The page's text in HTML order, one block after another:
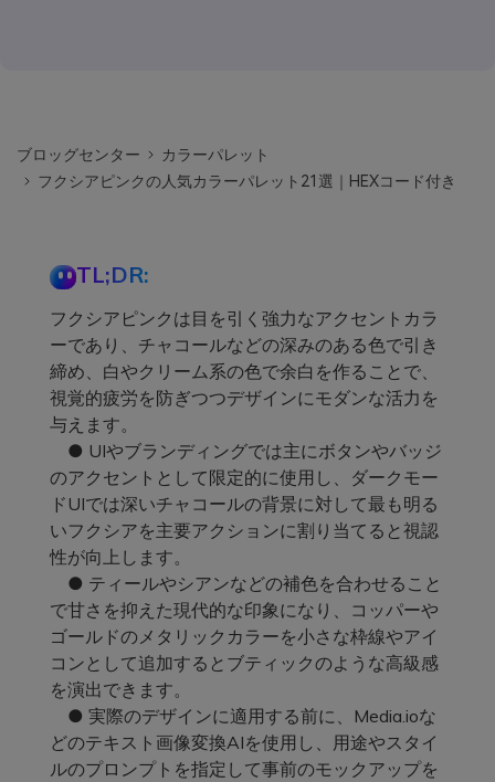
ブロッグセンター
カラーパレット
フクシアピンクの人気カラーパレット21選｜HEXコード付き
TL;DR:
フクシアピンクは目を引く強力なアクセントカラ
ーであり、チャコールなどの深みのある色で引き
締め、白やクリーム系の色で余白を作ることで、
視覚的疲労を防ぎつつデザインにモダンな活力を
与えます。
● UIやブランディングでは主にボタンやバッジ
のアクセントとして限定的に使用し、ダークモー
ドUIでは深いチャコールの背景に対して最も明る
いフクシアを主要アクションに割り当てると視認
性が向上します。
● ティールやシアンなどの補色を合わせること
で甘さを抑えた現代的な印象になり、コッパーや
ゴールドのメタリックカラーを小さな枠線やアイ
コンとして追加するとブティックのような高級感
を演出できます。
● 実際のデザインに適用する前に、Media.ioな
どのテキスト画像変換AIを使用し、用途やスタイ
ルのプロンプトを指定して事前のモックアップを